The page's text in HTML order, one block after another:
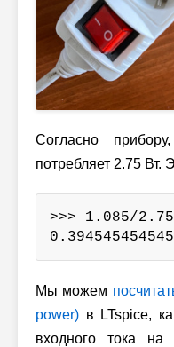
Согласно
потребляет 2.75 Вт.
>>> 1.085/2.75
Мы можем
power) в LTspice,
входного тока на